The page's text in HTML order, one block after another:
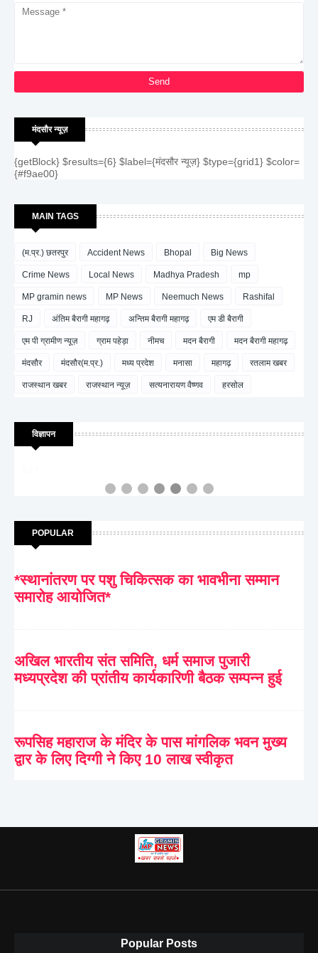
मंदसौर न्यूज़
{getBlock} $results={6} $label={मंदसौर न्यूज़} $type={grid1} $color=
{#f9ae00}
MAIN TAGS
(म.प्र.) छतरपुर Accident News Bhopal Big News
Crime News Local News Madhya Pradesh mp
MP gramin news MP News Neemuch News Rashifal
RJ अंतिम बैरागी महागढ़ अन्तिम बैरागी महागढ़ एम डी बैरागी
एम पी ग्रामीण न्यूज़ ग्राम पहेड़ा नीमच मदन बैरागी मदन बैरागी महागढ़
मंदसौर मंदसौर(म.प्र.) मध्य प्रदेश मनासा महागढ़ रतलाम खबर
राजस्थान खबर राजस्थान न्यूज़ सत्यनारायण वैष्णव हरसोल
विज्ञापन
POPULAR
*स्थानांतरण पर पशु चिकित्सक का भावभीना सम्मान
समारोह आयोजित*
अखिल भारतीय संत समिति, धर्म समाज पुजारी
मध्यप्रदेश की प्रांतीय कार्यकारिणी बैठक सम्पन्न हुई
रूपसिह महाराज के मंदिर के पास मांगलिक भवन मुख्य
द्वार के लिए दिग्गी ने किए 10 लाख स्वीकृत
Popular Posts